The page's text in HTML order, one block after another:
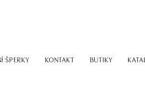
ŠPERKY KONTAKT BUTIKY